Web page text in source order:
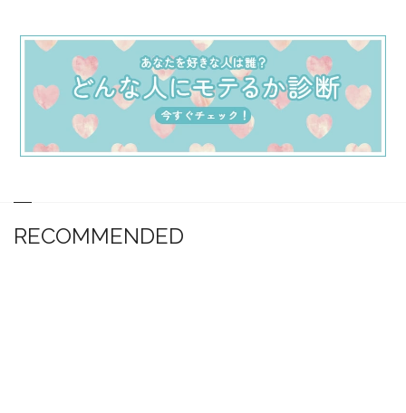
RECOMMENDED